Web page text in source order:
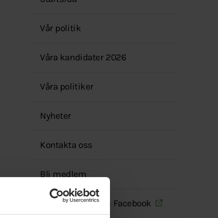
menyn
Vår politik
Våra kandidater 2026
Våra politiker
Nyheter
Kontakta oss
Bli medlem
MP Västerbottens Facebook